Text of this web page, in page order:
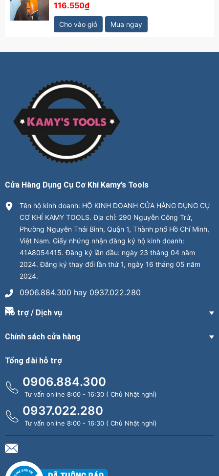
116.550₫
Cho vào giỏ Mua ngay
Cửa Hàng Dụng Cụ Cơ Khí Kamy’s Tools
Tên hộ kinh doanh: HỘ KINH DOANH CỬA HÀNG DỤNG CỤ
CƠ KHÍ KAMY TOOLS. Địa chỉ: 290 Nguyễn Công Trứ,
Phường Nguyễn Thái Bình, Quận 1, Thành phố Hồ Chí Minh,
Việt Nam. Giấy nhứng nhận đăng ký hộ kinh doanh:
41A8054415. Đăng ký lần đầu: ngày 23 tháng 04 năm
2024. Đăng ký thay đổi lần thứ 1, ngày 16 tháng 05 năm
2024.
0906.884.300 hay 0937.022.280
Hỗ trợ / Dịch vụ
Chính sách cửa hàng
Tổng đài hỗ trợ
0906.884.300
Tư vấn online 8:00 - 16:30 ( Chủ Nhật nghỉ)
0937.022.280
Tư vấn online 8:00 - 16:30 ( Chủ Nhật nghỉ)